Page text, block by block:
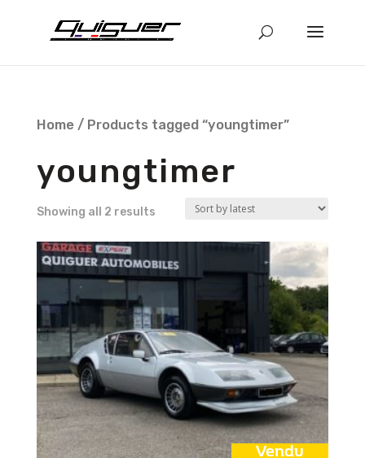
Home/ Products tagged “youngtimer”
youngtimer
Showing all 2 results
Vendu